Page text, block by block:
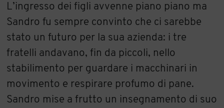
L’ingresso dei figli avvenne piano piano ma
Sandro fu sempre convinto che ci sarebbe
stato un futuro per la sua azienda: i tre
fratelli andavano, fin da piccoli, nello
stabilimento per guardare i macchinari in
movimento e respirare profumo di pane.
Sandro mise a frutto un insegnamento di suo